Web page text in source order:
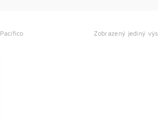
Pacífico Zobrazený jediný